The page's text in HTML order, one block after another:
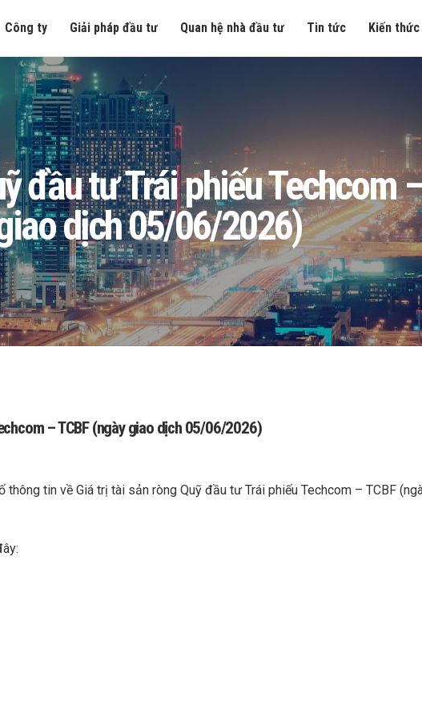
Công ty Giải pháp đầu tư Quan hệ nhà đầu tư Tin tức Kiến thức
đầu tư Trái phiếu Techcom
dịch 05/06/2026)
– TCBF (ngày giao dịch 05/06/2026)
thông tin về Giá trị tài sản ròng Quỹ đầu tư Trái phiếu Techcom – TCBF